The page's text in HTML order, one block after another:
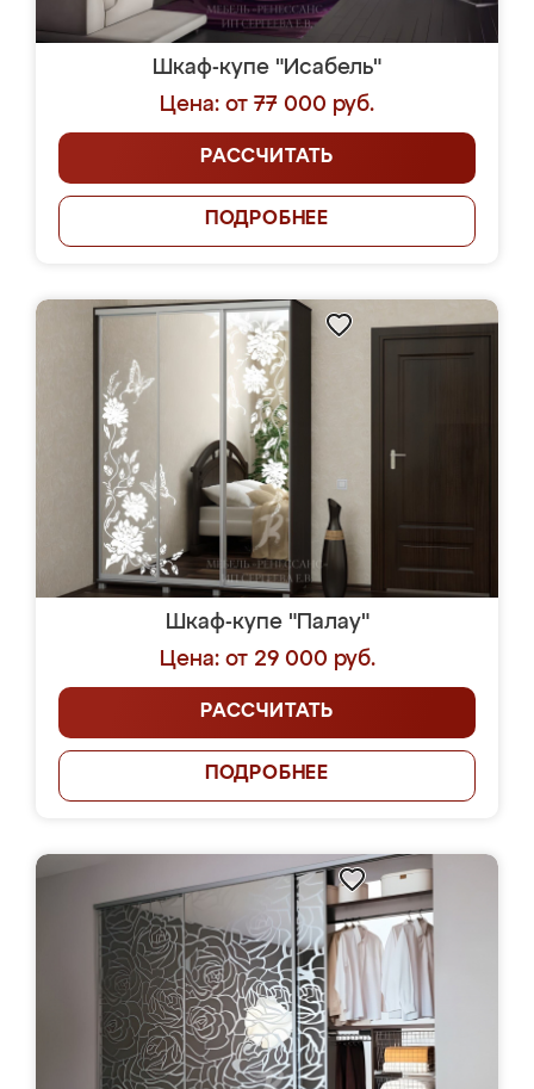
Шкаф-купе "Исабель"
Цена: от 77 000 руб.
РАССЧИТАТЬ
ПОДРОБНЕЕ
Шкаф-купе "Палау"
Цена: от 29 000 руб.
РАССЧИТАТЬ
ПОДРОБНЕЕ